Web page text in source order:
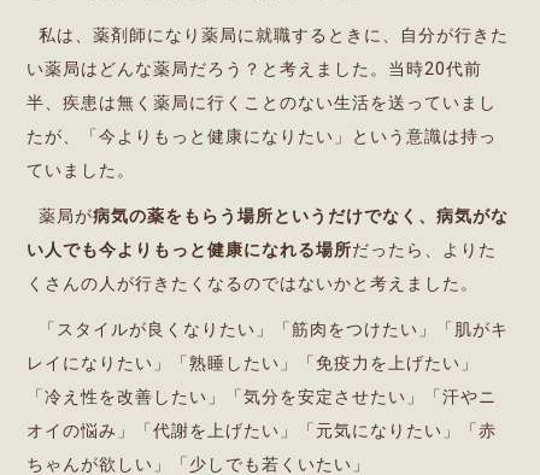
私は、薬剤師になり薬局に就職するときに、自分が行きた
い薬局はどんな薬局だろう？と考えました。当時20代前
半、疾患は無く薬局に行くことのない生活を送っていまし
たが、「今よりもっと健康になりたい」という意識は持っ
ていました。
薬局が病気の薬をもらう場所というだけでなく、病気がな
い人でも今よりもっと健康になれる場所だったら、よりた
くさんの人が行きたくなるのではないかと考えました。
「スタイルが良くなりたい」「筋肉をつけたい」「肌がキ
レイになりたい」「熟睡したい」「免疫力を上げたい」
「冷え性を改善したい」「気分を安定させたい」「汗やニ
オイの悩み」「代謝を上げたい」「元気になりたい」「赤
ちゃんが欲しい」「少しでも若くいたい」